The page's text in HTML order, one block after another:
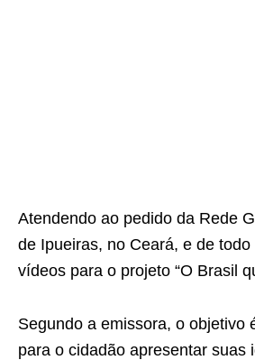
Atendendo ao pedido da Rede
de Ipueiras, no Ceará, e de
vídeos para o projeto “O Brasil
Segundo a emissora, o objetivo
para o cidadão apresentar suas